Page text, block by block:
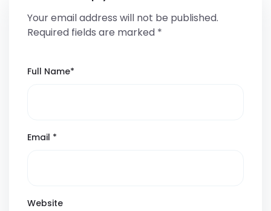
Your email address will not be published.
Required fields are marked *
Full Name*
Email *
Website